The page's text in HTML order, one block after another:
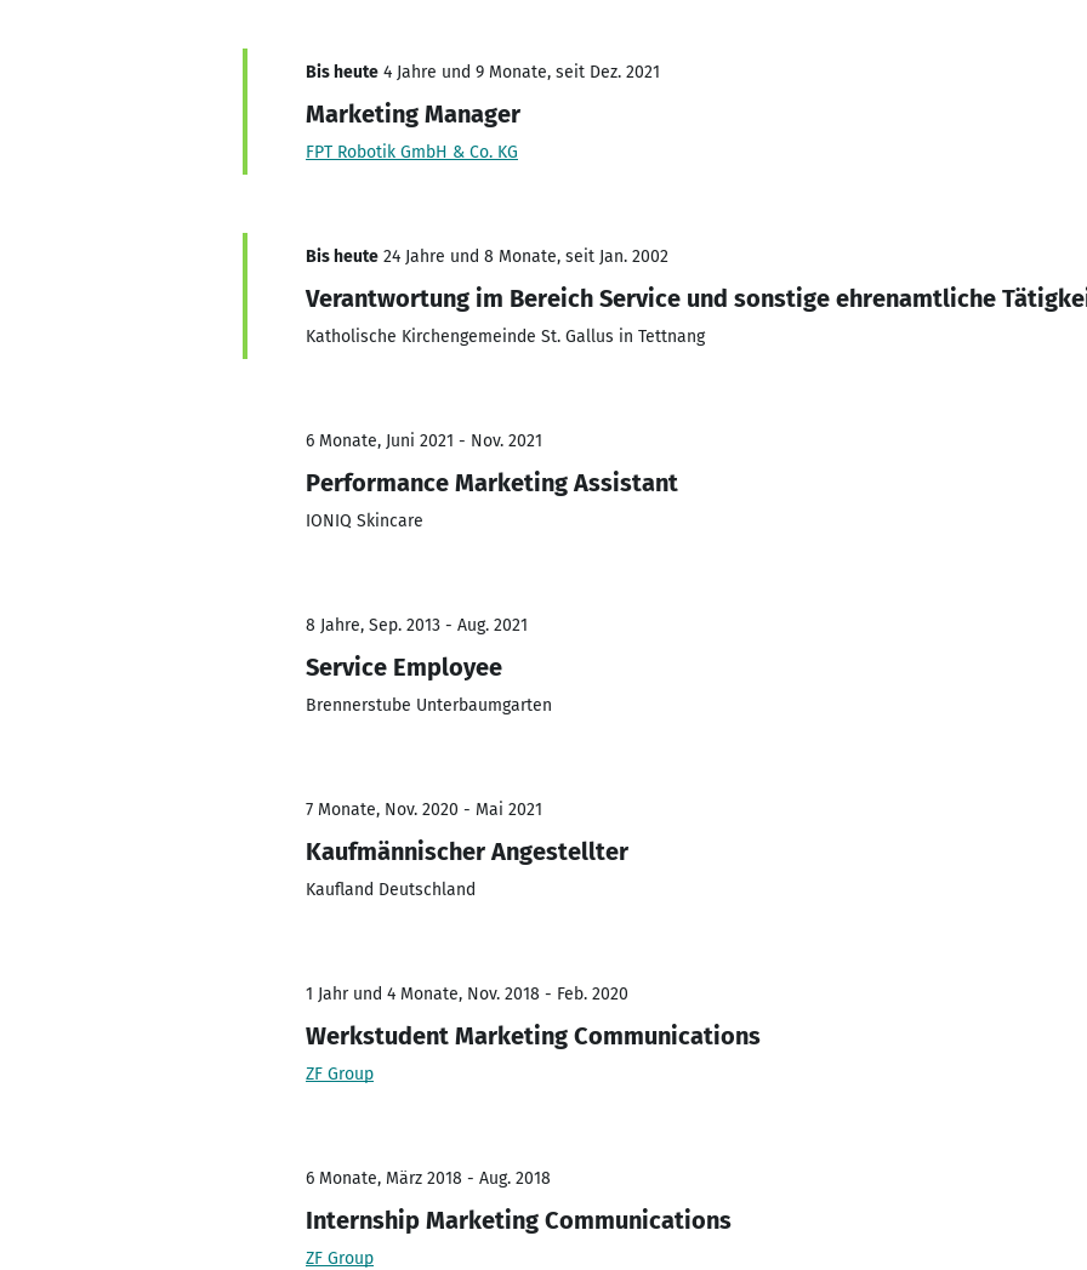
Bis heute 4 Jahre und 9 Monate, seit Dez. 2021
Marketing Manager
FPT Robotik GmbH & Co. KG
Bis heute 24 Jahre und 8 Monate, seit Jan. 2002
Verantwortung im Bereich Service und sonstige ehrenamtliche
Katholische Kirchengemeinde St. Gallus in Tettnang
6 Monate, Juni 2021 - Nov. 2021
Performance Marketing Assistant
IONIQ Skincare
8 Jahre, Sep. 2013 - Aug. 2021
Service Employee
Brennerstube Unterbaumgarten
7 Monate, Nov. 2020 - Mai 2021
Kaufmännischer Angestellter
Kaufland Deutschland
1 Jahr und 4 Monate, Nov. 2018 - Feb. 2020
Werkstudent Marketing Communications
ZF Group
6 Monate, März 2018 - Aug. 2018
Internship Marketing Communications
ZF Group